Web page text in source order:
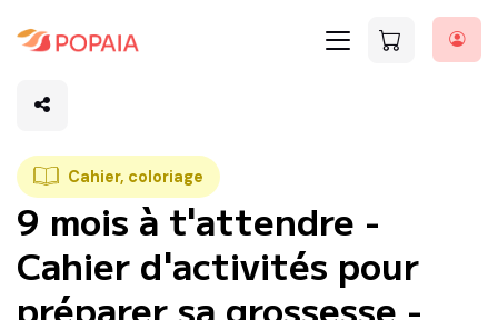
Cahier, coloriage
9 mois à t'attendre -
Cahier d'activités pour
préparer sa grossesse -